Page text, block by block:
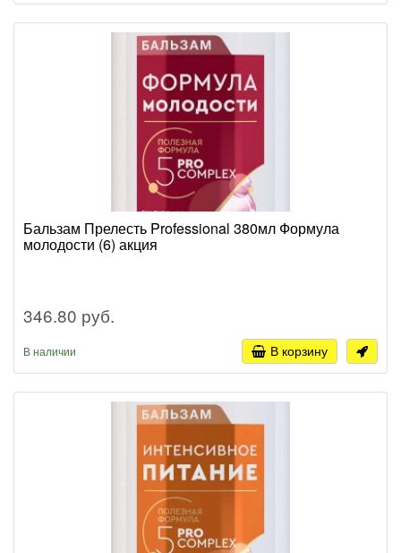
Бальзам Прелесть Professional 380мл Формула
молодости (6) акция
346.80 руб.
В наличии В корзину